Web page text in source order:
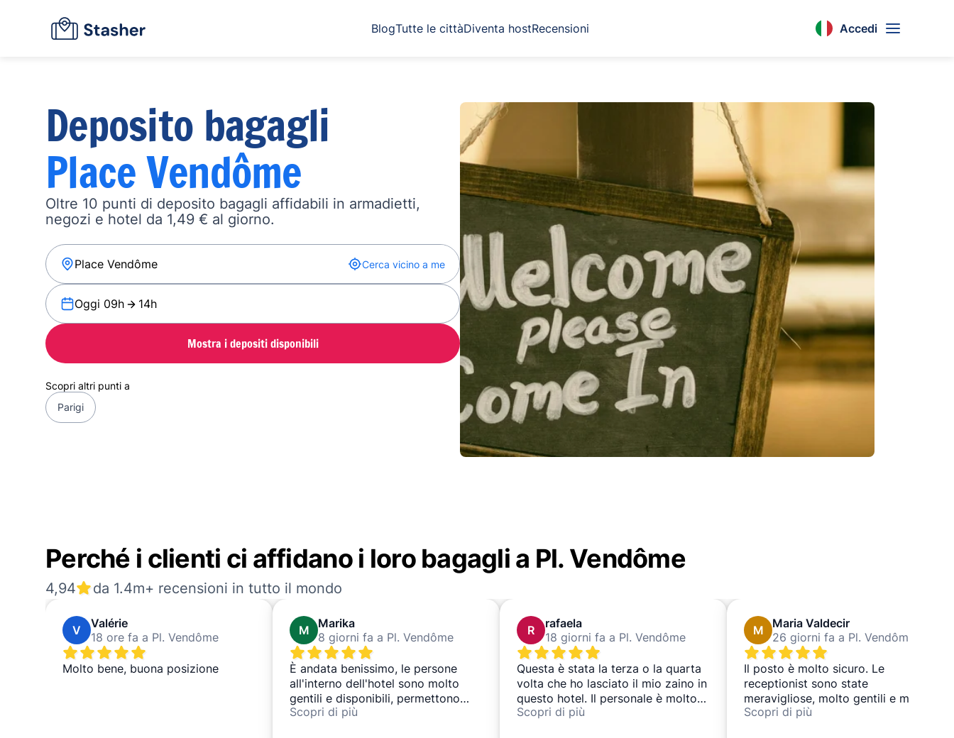
BlogTutte le cittàDiventa hostRecensioni Accedi
Deposito bagagli
Place Vendôme
Oltre 10 punti di deposito bagagli affidabili in armadietti,
negozi e hotel da 1,49 € al giorno.
Cerca vicino a me
Oggi 09h 14h
Mostra i depositi disponibili
Scopri altri punti a
Parigi
Perché i clienti ci affidano i loro bagagli a Pl. Vendôme
4,94 da 1.4m+ recensioni in tutto il mondo
V
Valérie
18 ore fa a Pl. Vendôme
Molto bene, buona posizione
M
Marika
8 giorni fa a Pl. Vendôme
È andata benissimo, le persone
all'interno dell'hotel sono molto
gentili e disponibili, permettono
anche di sfruttare qualche minuto
Scopri di più
R
rafaela
18 giorni fa a Pl. Vendôme
Questa è stata la terza o la quarta
volta che ho lasciato il mio zaino in
questo hotel. Il personale è molto
cordiale e attento, e il servizio è
Scopri di più
M
Maria Valdecir
26 giorni fa a Pl. Vendôme
Il posto è molto sicuro. Le
receptionist sono state
meravigliose, molto gentili e molto
educate. Raccomando vivamente
Scopri di più